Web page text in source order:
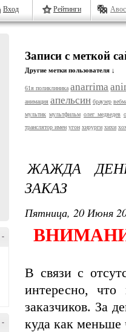
Вход Рейтинги
-
-
Записи с меткой
Другие метки пользователя ↓
61я поликлиника anarrima
анимация апельсин браузер
мультик мультфильм олег медведев
транслятор имен угон хирурги хихи
ЖАЖДА
ЗАКАЗ
Пятница, 20 Июня
В связи с
интересно, что
заказчиков. За
куда как меньше